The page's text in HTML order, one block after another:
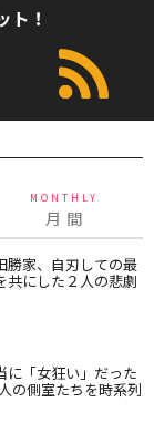
ト！
MONTHLY
月 間
勝家、自刃しての最
にした２人の悲劇
に「女狂い」だった
の側室たちを時系列